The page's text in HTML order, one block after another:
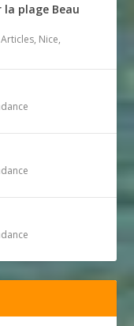
la plage Beau
Articles, Nice,